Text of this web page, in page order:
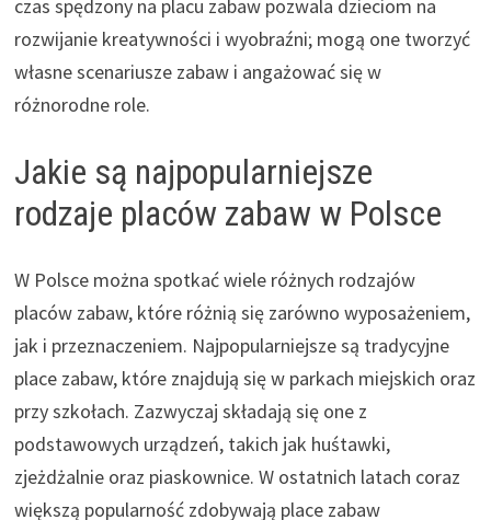
czas spędzony na placu zabaw pozwala dzieciom na
rozwijanie kreatywności i wyobraźni; mogą one tworzyć
własne scenariusze zabaw i angażować się w
różnorodne role.
Jakie są najpopularniejsze
rodzaje placów zabaw w Polsce
W Polsce można spotkać wiele różnych rodzajów
placów zabaw, które różnią się zarówno wyposażeniem,
jak i przeznaczeniem. Najpopularniejsze są tradycyjne
place zabaw, które znajdują się w parkach miejskich oraz
przy szkołach. Zazwyczaj składają się one z
podstawowych urządzeń, takich jak huśtawki,
zjeżdżalnie oraz piaskownice. W ostatnich latach coraz
większą popularność zdobywają place zabaw